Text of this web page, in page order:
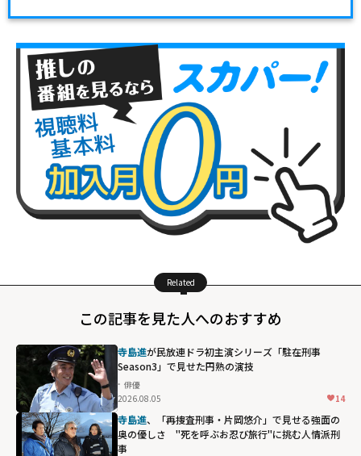
Related
この記事を見た人へのおすすめ
寺島進が民放連ドラ初主演シリーズ「駐在刑事
Season3」で見せた円熟の演技
俳優
2026.08.05
14
寺島進、「再捜査刑事・片岡悠介」で見せる強面の
奥の優しさ "死を呼ぶお忍び旅行"に挑む人情派刑
事